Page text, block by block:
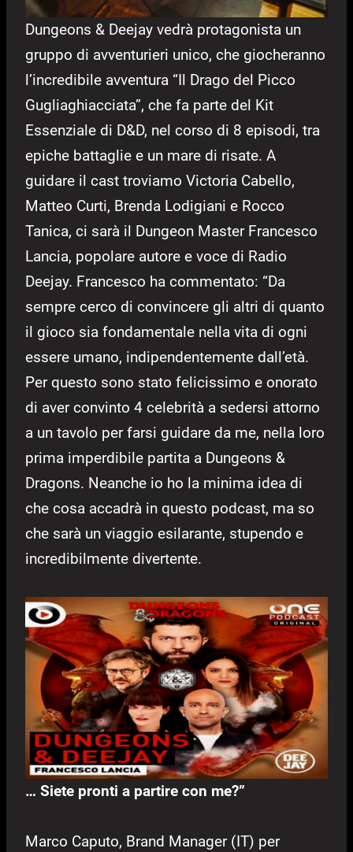
Dungeons & Deejay vedrà protagonista un
gruppo di avventurieri unico, che giocheranno
l’incredibile avventura “Il Drago del Picco
Gugliaghiacciata”, che fa parte del Kit
Essenziale di D&D, nel corso di 8 episodi, tra
epiche battaglie e un mare di risate. A
guidare il cast troviamo Victoria Cabello,
Matteo Curti, Brenda Lodigiani e Rocco
Tanica, ci sarà il Dungeon Master Francesco
Lancia, popolare autore e voce di Radio
Deejay. Francesco ha commentato: “Da
sempre cerco di convincere gli altri di quanto
il gioco sia fondamentale nella vita di ogni
essere umano, indipendentemente dall’età.
Per questo sono stato felicissimo e onorato
di aver convinto 4 celebrità a sedersi attorno
a un tavolo per farsi guidare da me, nella loro
prima imperdibile partita a Dungeons &
Dragons. Neanche io ho la minima idea di
che cosa accadrà in questo podcast, ma so
che sarà un viaggio esilarante, stupendo e
incredibilmente divertente.
… Siete pronti a partire con me?”
Marco Caputo, Brand Manager (IT) per